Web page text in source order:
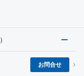
お問合せ